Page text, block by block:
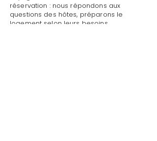
réservation : nous répondons aux
questions des hôtes, préparons le
logement selon leurs besoins